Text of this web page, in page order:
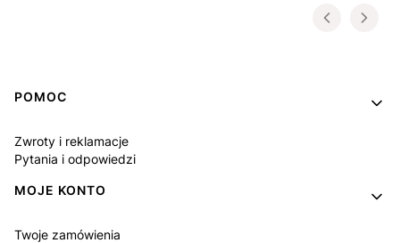
Linki w stopce
POMOC
Zwroty i reklamacje
Pytania i odpowiedzi
MOJE KONTO
Twoje zamówienia